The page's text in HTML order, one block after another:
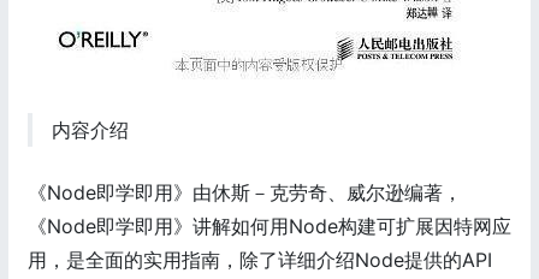
内容介绍
《Node即学即用》由休斯－克劳奇、威尔逊编著，
《Node即学即用》讲解如何用Node构建可扩展因特网应
用，是全面的实用指南，除了详细介绍Node提供的API